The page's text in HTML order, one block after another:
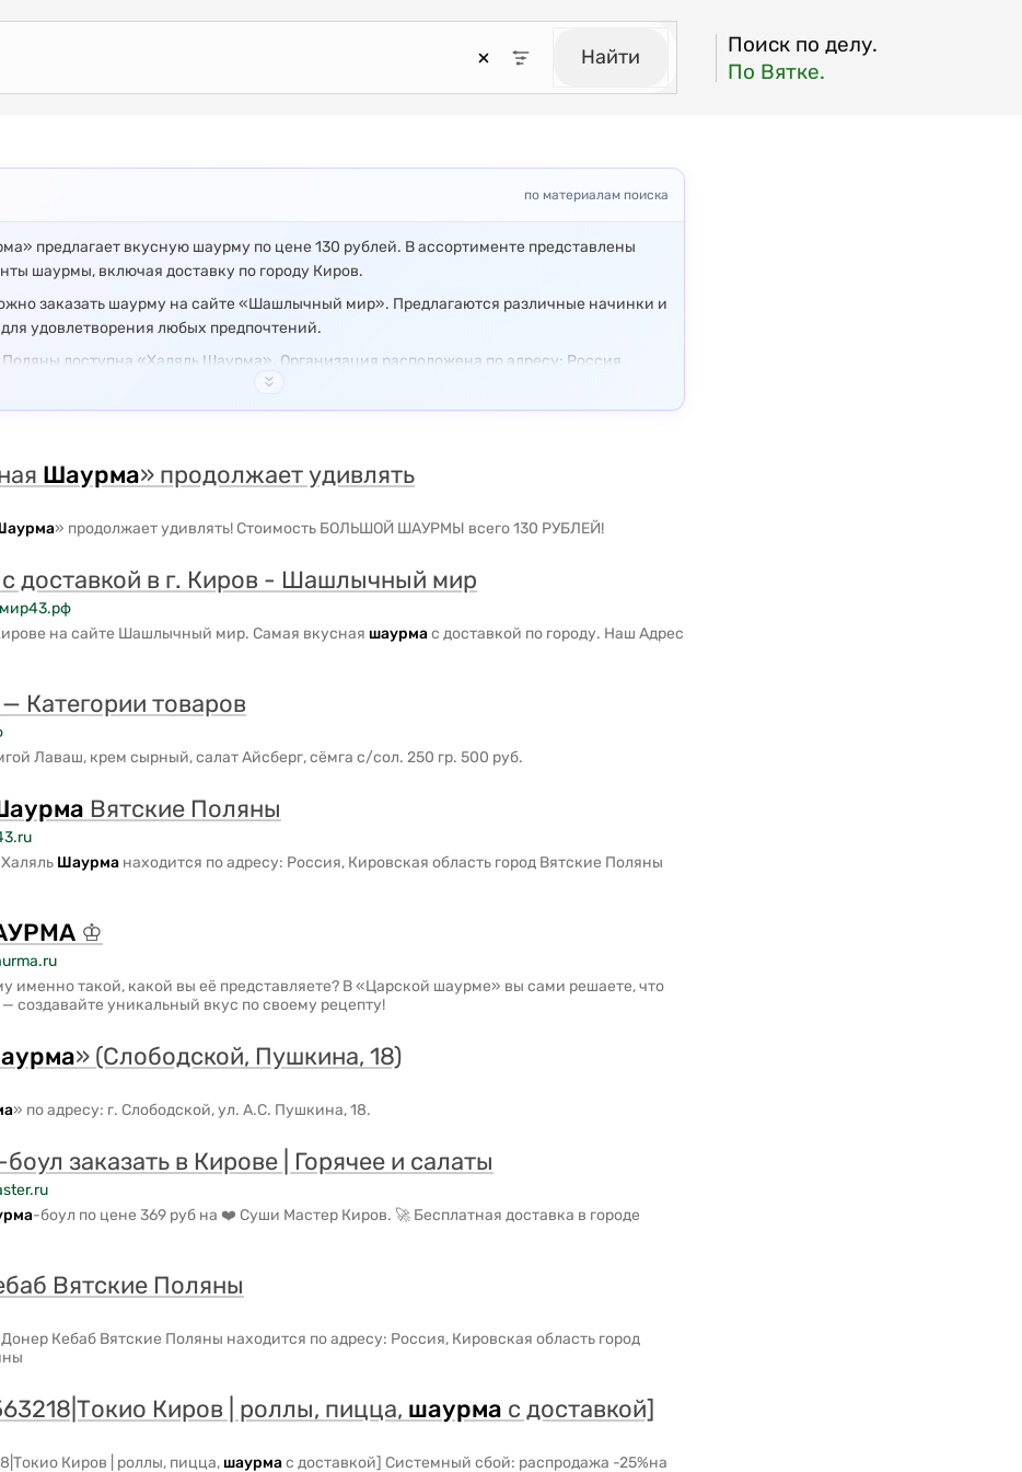
Поиск по делу.
По Вятке.
Найти
по материалам поиска
предлагает вкусную шаурму по цене 130 рублей. В ассортименте представлены
шаурмы, включая доставку по городу Киров.
заказать шаурму на сайте «Шашлычный мир». Предлагаются различные начинки и
удовлетворения любых предпочтений.
Поляны доступна «Халяль Шаурма». Организация расположена по адресу: Россия,
город Вятские Поляны Тойменка.
Шаурма» продолжает удивлять
» продолжает удивлять! Стоимость БОЛЬШОЙ ШАУРМЫ всего 130 РУБЛЕЙ!
с доставкой в г. Киров - Шашлычный мир
на сайте Шашлычный мир. Самая вкусная шаурмас доставкой по городу. Наш Адрес
— Категории товаров
Лаваш, крем сырный, салат Айсберг, сёмга с/сол. 250 гр. 500 руб.
Вятские Поляны
Шаурма находится по адресу: Россия, Кировская область город Вятские Поляны
♔
именно такой, какой вы её представляете? В «Царской шаурме» вы сами решаете, что
создавайте уникальный вкус по своему рецепту!
» (Слободской, Пушкина, 18)
» по адресу: г. Слободской, ул. А.С. Пушкина, 18.
боул заказать в Кирове | Горячее и салаты
-боул по цене 369 руб на ❤️ Суши Мастер Киров. 🚀 Бесплатная доставка в городе
Вятские Поляны
Кебаб Вятские Поляны находится по адресу: Россия, Кировская область город
Киров | роллы, пицца, шаурма с доставкой]
Киров | роллы, пицца, шаурмас доставкой] Системный сбой: распродажа -25%на